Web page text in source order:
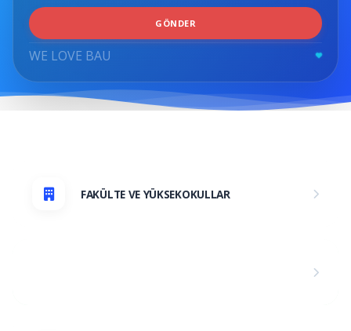
GÖNDER
WE LOVE BAU
FAKÜLTE VE YÜKSEKOKULLAR